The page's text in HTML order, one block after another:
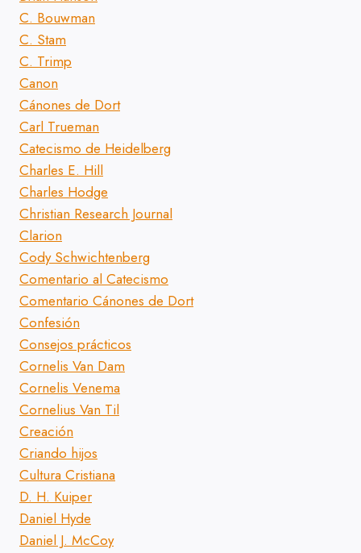
C. Bouwman
C. Stam
C. Trimp
Canon
Cánones de Dort
Carl Trueman
Catecismo de Heidelberg
Charles E. Hill
Charles Hodge
Christian Research Journal
Clarion
Cody Schwichtenberg
Comentario al Catecismo
Comentario Cánones de Dort
Confesión
Consejos prácticos
Cornelis Van Dam
Cornelis Venema
Cornelius Van Til
Creación
Criando hijos
Cultura Cristiana
D. H. Kuiper
Daniel Hyde
Daniel J. McCoy